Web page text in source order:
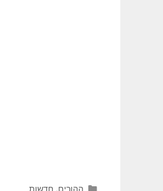
קטגוריות
ההורים, חדשות